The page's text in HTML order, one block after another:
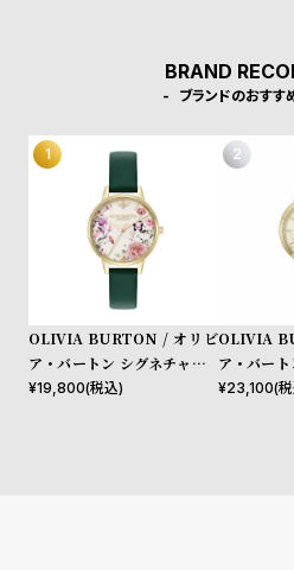
lh
t
#
ーション、そこにファッショントレ
ッセンスを加え、シンプルで上品な
自分だけのオリジナルクローゼット
ます。
BRAND
ブランドのおすす
OLIVIA BURTON / オリビ
ア・バートン シグネチャー 3
0mm イラストレイテッド フ
¥19,800(税込)
OLIVIA
ア・バート
8mm アブ
¥23,100(